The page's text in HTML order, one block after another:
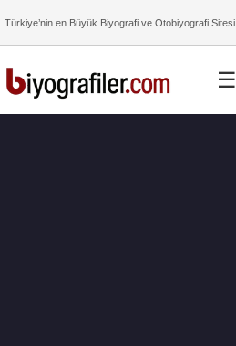
Türkiye’nin en Büyük Biyografi ve Otobiyografi Sitesi
☰